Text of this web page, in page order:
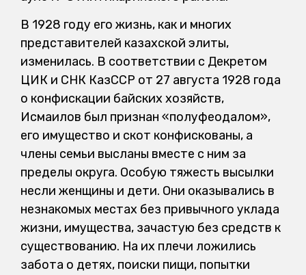
В 1928 году его жизнь, как и многих
представителей казахской элиты,
изменилась. В соответствии с Декретом
ЦИК и СНК КазССР от 27 августа 1928 года
о конфискации байских хозяйств,
Исмаилов был признан «полуфеодалом»,
его имущество и скот конфискованы, а
члены семьи высланы вместе с ним за
пределы округа. Особую тяжесть высылки
несли женщины и дети. Они оказывались в
незнакомых местах без привычного уклада
жизни, имущества, зачастую без средств к
существованию. На их плечи ложились
забота о детях, поиски пищи, попытки